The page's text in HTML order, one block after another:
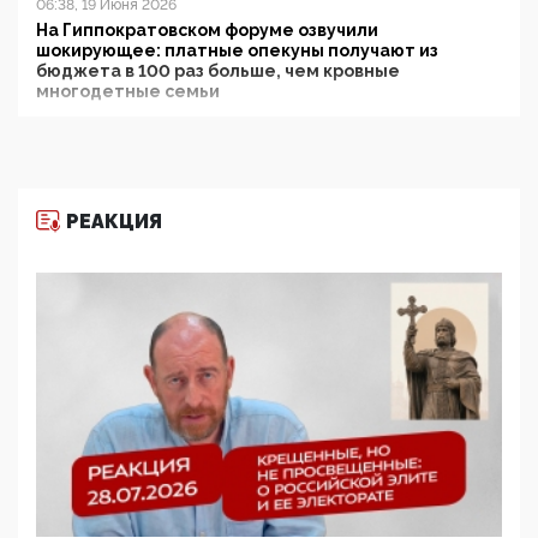
06:38, 19 Июня 2026
На Гиппократовском форуме озвучили
шокирующее: платные опекуны получают из
бюджета в 100 раз больше, чем кровные
многодетные семьи
11:53, 09 Июня 2026
деятельность ИИТО ЮНЕСКО в России, но
цифроглобалисты продолжают определять
повестку в образовании
09:43, 01 Июня 2026
5G за счет здоровья граждан: Минцифры намерено
отобрать у регионов и муниципалитетов право
защищать жилые дома и социальные объекты от
05:58, 26 Мая 2026
Роскомнадзор освободили от борца с
деструктивным и опасным контентом
РЕАКЦИЯ